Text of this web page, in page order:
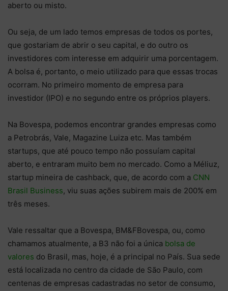
aberto ou misto.
Ou seja, de um lado temos empresas de todos os portes,
que gostariam de abrir o seu capital, e do outro os
investidores com interesse em adquirir uma porcentagem.
A bolsa é, portanto, o meio utilizado para que essas trocas
ocorram. No primeiro momento de empresa para
investidor (IPO) e no segundo entre os próprios players.
Na Bovespa, podemos encontrar grandes empresas como
a Petrobrás, Vale, Magazine Luiza etc. Mas também
startups, que até pouco tempo não possuíam capital
aberto, e entraram muito bem no mercado. Como a Méliuz,
startup mineira de cashback, que, de acordo com a CNN
Brasil Business, viu suas ações subirem mais de 200% em
três meses.
Vale ressaltar que a Bovespa, BM&FBovespa, ou, como
chamamos atualmente, a B3 não foi a única bolsa de
valores do Brasil, mas, hoje, é a principal no País. Sua sede
está localizada no centro da cidade de São Paulo, com
centenas de empresas cadastradas no setor de consumo,